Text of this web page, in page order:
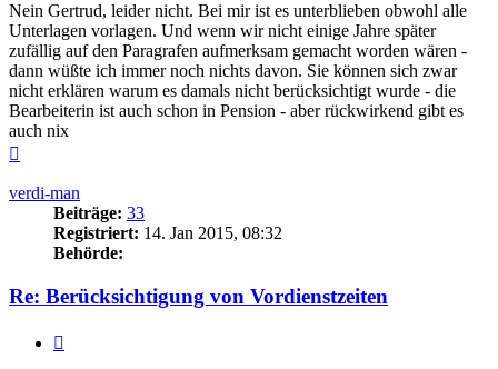
Nein Gertrud, leider nicht. Bei mir ist es unterblieben obwohl alle
Unterlagen vorlagen. Und wenn wir nicht einige Jahre später
zufällig auf den Paragrafen aufmerksam gemacht worden wären -
dann wüßte ich immer noch nichts davon. Sie können sich zwar
nicht erklären warum es damals nicht berücksichtigt wurde - die
Bearbeiterin ist auch schon in Pension - aber rückwirkend gibt es
auch nix
verdi-man
Beiträge: 33
Registriert: 14. Jan 2015, 08:32
Behörde:
Re: Berücksichtigung von Vordienstzeiten